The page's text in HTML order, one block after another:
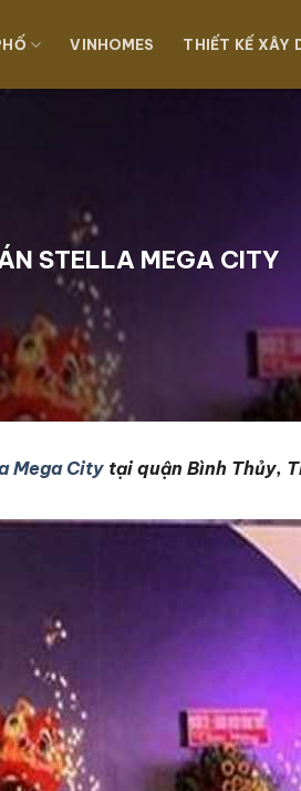
VINHOMES THIẾT KẾ XÂY
STELLA MEGA CITY
Mega City tại quận Bình Thủy,